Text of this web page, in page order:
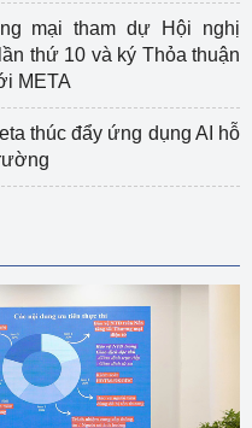
mại tham dự Hội nghị
thứ 10 và ký Thỏa thuận
META
thúc đẩy ứng dụng AI hỗ